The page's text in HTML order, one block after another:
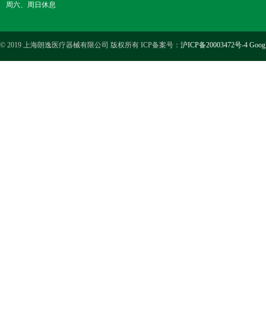
周六、周日休息
© 2019 上海朗逸医疗器械有限公司 版权所有 ICP备案号： 沪ICP备20003472号-4